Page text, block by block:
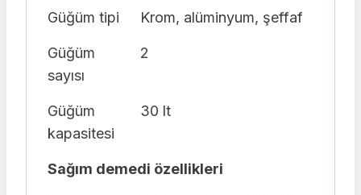
Güğüm tipi Krom, alüminyum, şeffaf
Güğüm
sayısı
2
Güğüm
kapasitesi
30 lt
Sağım demedi özellikleri